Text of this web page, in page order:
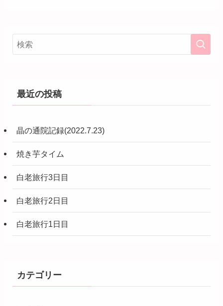
最近の投稿
晶の通院記録(2022.7.23)
焼き芋タイム
白老旅行3日目
白老旅行2日目
白老旅行1日目
カテゴリー